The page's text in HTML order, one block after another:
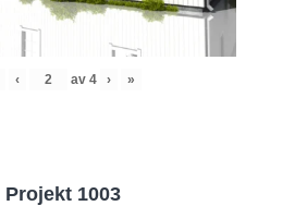
‹ av 4 › »
Projekt 1003